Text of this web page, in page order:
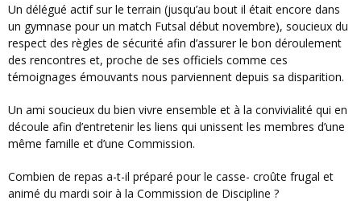
Un délégué actif sur le terrain (jusqu’au bout il était encore dans
un gymnase pour un match Futsal début novembre), soucieux du
respect des règles de sécurité afin d’assurer le bon déroulement
des rencontres et, proche de ses officiels comme ces
témoignages émouvants nous parviennent depuis sa disparition.
Un ami soucieux du bien vivre ensemble et à la convivialité qui en
découle afin d’entretenir les liens qui unissent les membres d’une
même famille et d’une Commission.
Combien de repas a-t-il préparé pour le casse- croûte frugal et
animé du mardi soir à la Commission de Discipline ?